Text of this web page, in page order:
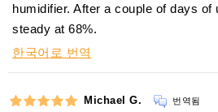
humidifier. After a couple of days of
steady at 68%.
한국어로 번역
Michael G. 번역됨